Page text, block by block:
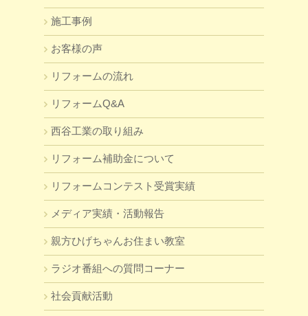
施工事例
お客様の声
リフォームの流れ
リフォームQ&A
西谷工業の取り組み
リフォーム補助金について
リフォームコンテスト受賞実績
メディア実績・活動報告
親方ひげちゃんお住まい教室
ラジオ番組への質問コーナー
社会貢献活動